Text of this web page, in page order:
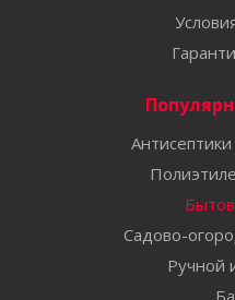
Садово-
Ручной